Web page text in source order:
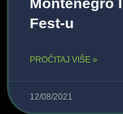
Fest-u
PROČITAJ VIŠE »
12/08/2021